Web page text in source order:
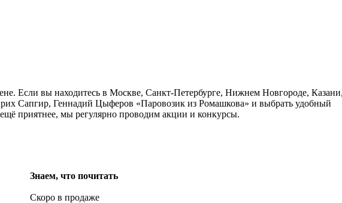
Если вы находитесь в Москве, Санкт-Петербурге, Нижнем Новгороде,
Сапгир, Геннадий Цыферов «Паровозик из Ромашкова» и выбрать удобный
приятнее, мы регулярно проводим акции и конкурсы.
Знаем, что почитать
Скоро в продаже